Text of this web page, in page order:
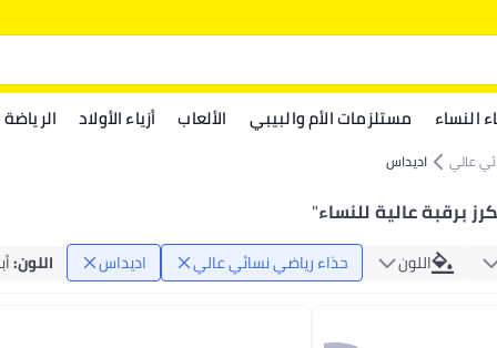
النساء مستلزمات الأم والبيبي الألعاب أزياء الأولاد الرياضة
عالي اديداس
برقبة عالية للنساء"
اللون حذاء رياضي نسائي عالي اديداس اللون: